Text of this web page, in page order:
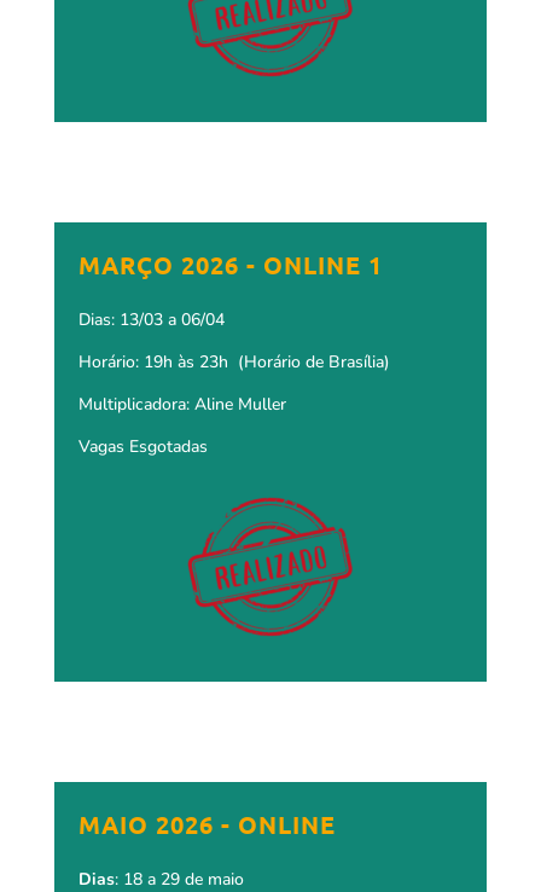
MARÇO 2026 - ONLINE 1
Dias: 13/03 a 06/04
Horário: 19h às 23h (Horário de Brasília)
Multiplicadora: Aline Muller
Vagas Esgotadas
MAIO 2026 - ONLINE
Dias: 18 a 29 de maio